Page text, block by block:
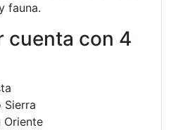
fauna.
cuenta con 4
Sierra
Oriente